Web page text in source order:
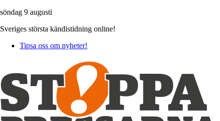
söndag 9 augusti
Sveriges största kändistidning online!
Tipsa oss om nyheter!